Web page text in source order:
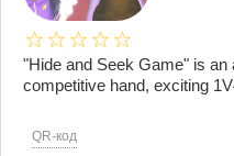
"Hide and Seek Game" is
competitive hand, exciting
QR-код